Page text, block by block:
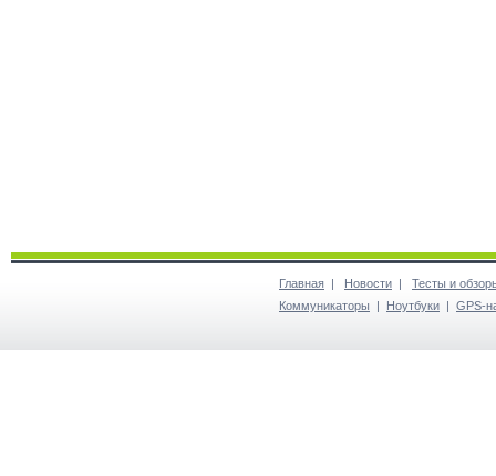
Главная | Новости | Тесты и
Коммуникаторы | Ноутбуки | GPS-